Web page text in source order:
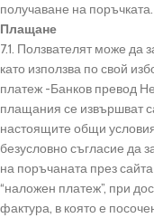
получаване на поръчката.
Плащане
7.1. Ползвателят може да
като използва по свой
платеж -Банков превод
плащания се извършват
настоящите общи
безусловно съгласие да
на поръчаната през
“наложен платеж”, при
фактура, в която е